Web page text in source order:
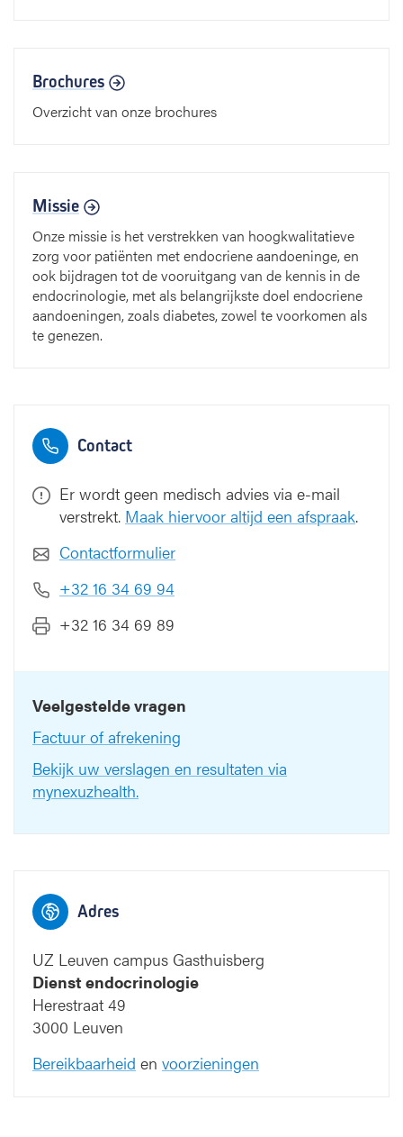
Brochures
Overzicht van onze brochures
Missie
Onze missie is het verstrekken van hoogkwalitatieve
zorg voor patiënten met endocriene aandoeninge, en
ook bijdragen tot de vooruitgang van de kennis in de
endocrinologie, met als belangrijkste doel endocriene
aandoeningen, zoals diabetes, zowel te voorkomen als
te genezen.
Contact
Er wordt geen medisch advies via e-mail
verstrekt. Maak hiervoor altijd een afspraak.
Contactformulier
+32 16 34 69 94
+32 16 34 69 89
Veelgestelde vragen
Factuur of afrekening
Bekijk uw verslagen en resultaten via
mynexuzhealth.
Adres
UZ Leuven campus Gasthuisberg
Dienst endocrinologie
Herestraat 49
3000 Leuven
Bereikbaarheid en voorzieningen